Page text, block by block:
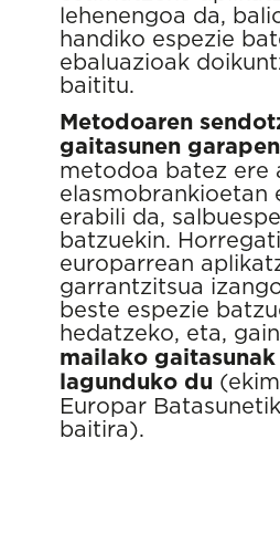
lehenengoa da,
handiko espezie
ebaluazioak
baititu.
Metodoaren
gaitasunen
metodoa batez ere
elasmobrankioetan
erabili da,
batzuekin.
europarrean
garrantzitsua
beste espezie
hedatzeko, eta,
mailako
lagunduko du
Europar
baitira).